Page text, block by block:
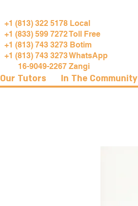
+1 (813) 322 5178 Local
+1 (833) 599 7272 Toll Free
+1 (813) 743 3273 Botim
+1 (813) 743 3273 WhatsApp
16-9049-2267 Zangi
Our Tutors In The Community